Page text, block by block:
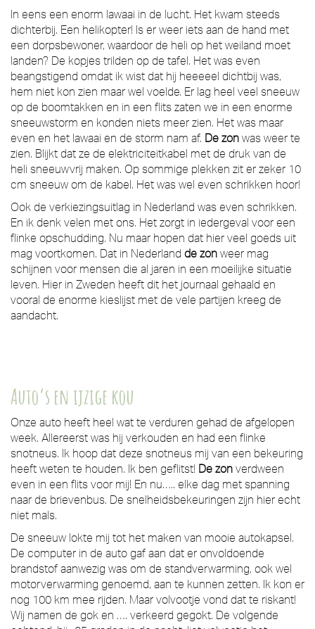
In eens een enorm lawaai in de lucht. Het kwam steeds
dichterbij. Een helikopter! Is er weer iets aan de hand met
een dorpsbewoner, waardoor de heli op het weiland moet
landen? De kopjes trilden op de tafel. Het was even
beangstigend omdat ik wist dat hij heeeeel dichtbij was,
hem niet kon zien maar wel voelde. Er lag heel veel sneeuw
op de boomtakken en in een flits zaten we in een enorme
sneeuwstorm en konden niets meer zien. Het was maar
even en het lawaai en de storm nam af. De zon was weer te
zien. Blijkt dat ze de elektriciteitkabel met de druk van de
heli sneeuwvrij maken. Op sommige plekken zit er zeker 10
cm sneeuw om de kabel. Het was wel even schrikken hoor!
Ook de verkiezingsuitlag in Nederland was even schrikken.
En ik denk velen met ons. Het zorgt in iedergeval voor een
flinke opschudding. Nu maar hopen dat hier veel goeds uit
mag voortkomen. Dat in Nederland de zon weer mag
schijnen voor mensen die al jaren in een moeilijke situatie
leven. Hier in Zweden heeft dit het journaal gehaald en
vooral de enorme kieslijst met de vele partijen kreeg de
aandacht.
Auto’s en ijzige kou
Onze auto heeft heel wat te verduren gehad de afgelopen
week. Allereerst was hij verkouden en had een flinke
snotneus. Ik hoop dat deze snotneus mij van een bekeuring
heeft weten te houden. Ik ben geflitst! De zon verdween
even in een flits voor mij! En nu….. elke dag met spanning
naar de brievenbus. De snelheidsbekeuringen zijn hier echt
niet mals.
De sneeuw lokte mij tot het maken van mooie autokapsel.
De computer in de auto gaf aan dat er onvoldoende
brandstof aanwezig was om de standverwarming, ook wel
motorverwarming genoemd, aan te kunnen zetten. Ik kon er
nog 100 km mee rijden. Maar volvootje vond dat te riskant!
Wij namen de gok en …. verkeerd gegokt. De volgende